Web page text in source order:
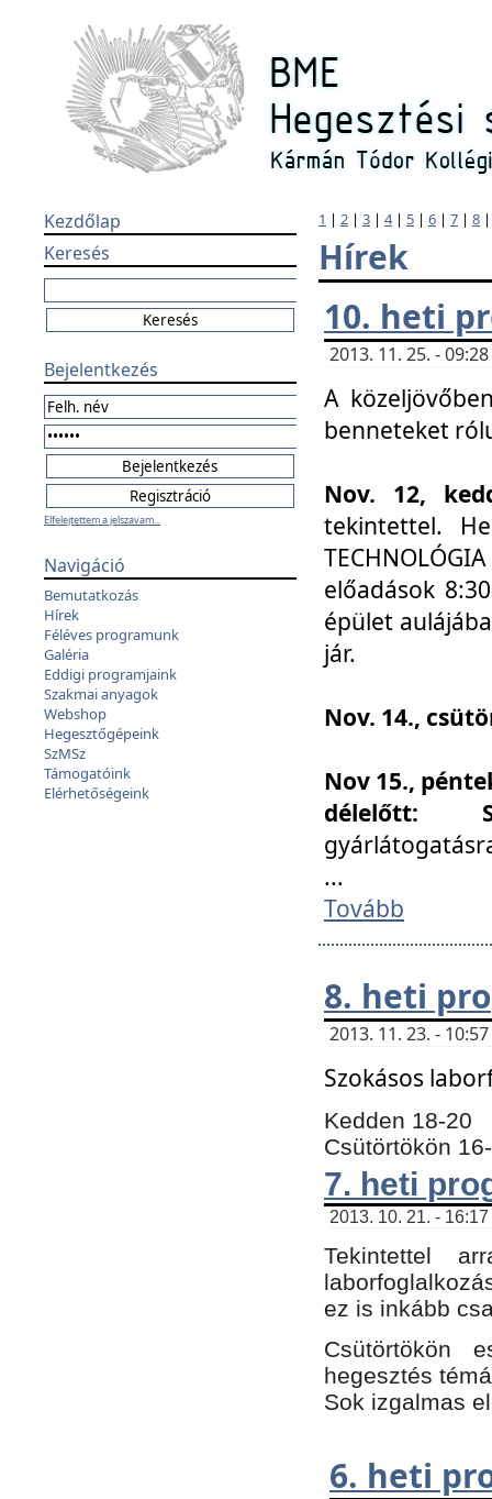
Kezdőlap
Keresés
Bejelentkezés
Elfelejtettem a jelszavam...
Navigáció
Bemutatkozás
Hírek
Féléves programunk
Galéria
Eddigi programjaink
Szakmai anyagok
Webshop
Hegesztőgépeink
SzMSz
Támogatóink
Elérhetőségeink
1 | 2 | 3 | 4| 5 | 6 | 7 | 8
Hírek
10. heti
2013. 11. 25. -
A
benneteket
Nov. 12,
tekintettel.
előadások
épület
jár.
Nov. 14.,
Nov 15.,
délelőtt:
...
Tovább
8. heti
2013. 11. 23. -
Szokásos
Kedden 18-20
Csütörtökön
7. heti
2013. 10. 21. -
Tekintettel
ez is inkább
Csütörtökön
hegesztés
Sok izgalmas
6. heti